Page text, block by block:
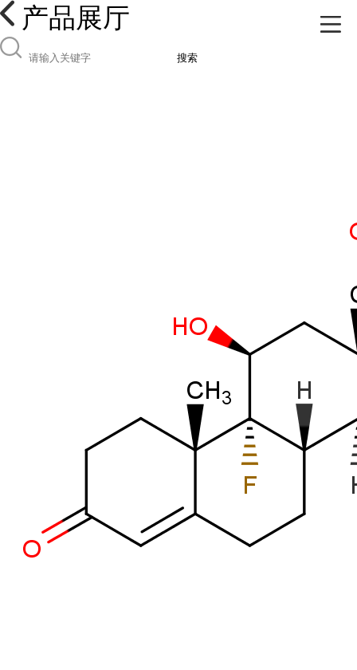
产品展厅
搜索